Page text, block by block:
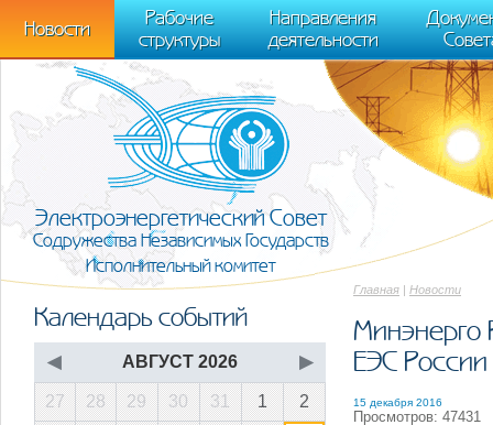
m[i].l=1*new Date(); for (var j = 0; j < document.scripts.length; j++) {if
[0],k.async=1,k.src=r,a.parentNode.insertBefore(k,a)}) (window,
trackLinks:true, accurateTrackBounce:true });
Новости
Рабочие
структуры
Направления
деятельности
Электроэнергетический Совет
Содружества Независимых Государств
Исполнительный комитет
Главная | Новости
Минэнерго
ЕЭС
15 декабря 2016
Просмотров: 47431
Календарь событий
◀ АВГУСТ 2026 ▶
27 28 29 30 31 1 2